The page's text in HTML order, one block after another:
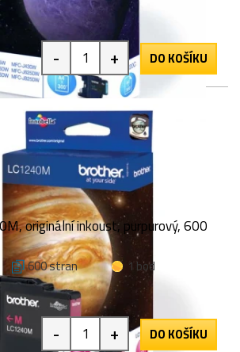
- + DO KOŠÍKU
originální inkoust, purpurový, 600
600 stran
1 bod
- + DO KOŠÍKU